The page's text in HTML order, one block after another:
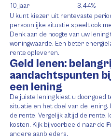
10 jaar
3,44%
U kunt kiezen uit rentevaste
persoonlijke situatie speelt ook
Denk aan de hoogte van uw
woningwaarde. Een beter
rente opleveren.
Geld lenen:
aandachtspunten
een lening
De juiste lening kiest u door goed
situatie en het doel van de
de rente. Vergelijk altijd de rente,
kosten. Kijk bijvoorbeeld naar de
andere aanbieders.